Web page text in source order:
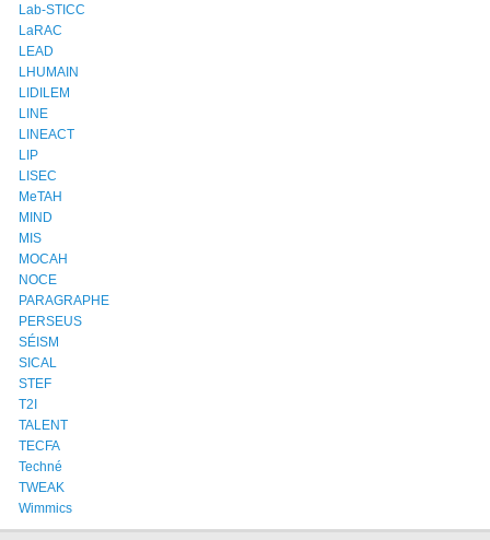
Lab-STICC
LaRAC
LEAD
LHUMAIN
LIDILEM
LINE
LINEACT
LIP
LISEC
MeTAH
MIND
MIS
MOCAH
NOCE
PARAGRAPHE
PERSEUS
SÉISM
SICAL
STEF
T2I
TALENT
TECFA
Techné
TWEAK
Wimmics